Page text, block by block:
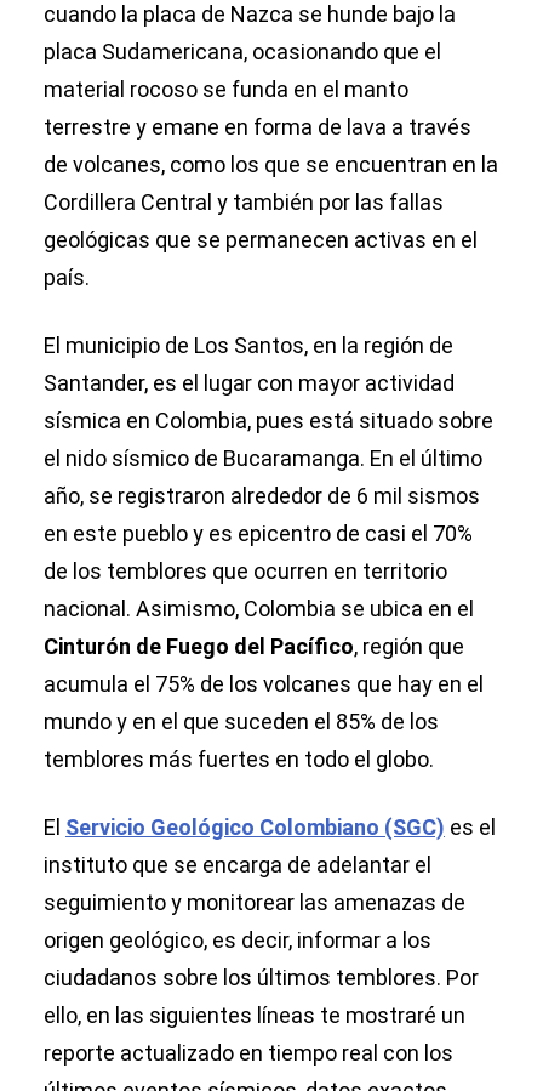
cuando la placa de Nazca se hunde bajo la
placa Sudamericana, ocasionando que el
material rocoso se funda en el manto
terrestre y emane en forma de lava a través
de volcanes, como los que se encuentran en la
Cordillera Central y también por las fallas
geológicas que se permanecen activas en el
país.
El municipio de Los Santos, en la región de
Santander, es el lugar con mayor actividad
sísmica en Colombia, pues está situado sobre
el nido sísmico de Bucaramanga. En el último
año, se registraron alrededor de 6 mil sismos
en este pueblo y es epicentro de casi el 70%
de los temblores que ocurren en territorio
nacional. Asimismo, Colombia se ubica en el
Cinturón de Fuego del Pacífico, región que
acumula el 75% de los volcanes que hay en el
mundo y en el que suceden el 85% de los
temblores más fuertes en todo el globo.
El Servicio Geológico Colombiano (SGC) es el
instituto que se encarga de adelantar el
seguimiento y monitorear las amenazas de
origen geológico, es decir, informar a los
ciudadanos sobre los últimos temblores. Por
ello, en las siguientes líneas te mostraré un
reporte actualizado en tiempo real con los